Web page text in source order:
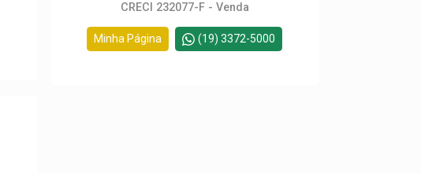
CRECI 232077-F - Venda
Minha Página (19) 3372-5000